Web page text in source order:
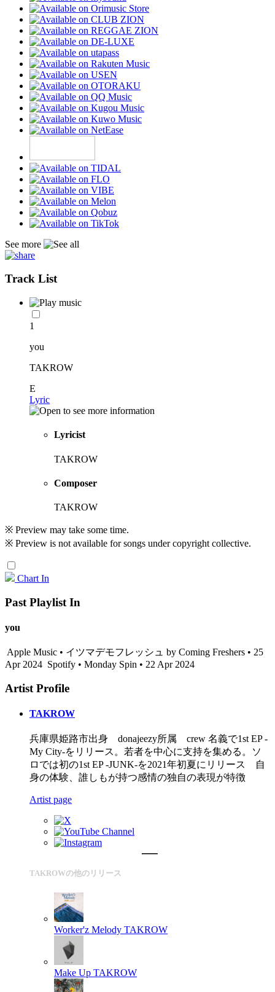
See more
Track List
1
you
TAKROW
E
Lyric
Lyricist
TAKROW
Composer
TAKROW
※ Preview may take some time.
※ Preview is not available for songs under copyright collective.
Chart In
Past Playlist In
you
Apple Music • イツマデモフレッシュ by Coming Freshers • 25
Apr 2024 Spotify • Monday Spin • 22 Apr 2024
Artist Profile
TAKROW
兵庫県姫路市出身 donajeezy所属 crew 名義で1st EP -
My City-をリリース。若者を中心に支持を集める。ソ
ロでは初の1st EP -JUNK-を2021年初夏にリリース 自
身の体験、誰しもが持つ感情の独自の表現が特徴
Artist page
TAKROWの他のリリース
Worker'z Melody TAKROW
Make Up TAKROW